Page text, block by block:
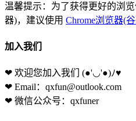
温馨提示：为了获得更好的浏
器)，建议使用 Chrome浏览器(
加入我们
❤ 欢迎您加入我们 (●'◡'●)ﾉ♥
❤ Email：qxfun@outlook.com
❤ 微信公众号：qxfuner